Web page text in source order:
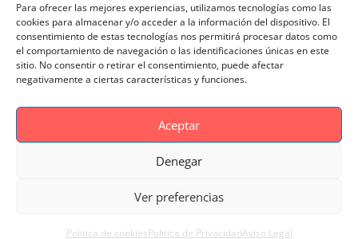
Para ofrecer las mejores experiencias, utilizamos tecnologías como las
cookies para almacenar y/o acceder a la información del dispositivo. El
consentimiento de estas tecnologías nos permitirá procesar datos como
el comportamiento de navegación o las identificaciones únicas en este
sitio. No consentir o retirar el consentimiento, puede afectar
negativamente a ciertas características y funciones.
Aceptar
Denegar
Ver preferencias
Politica de cookiesPolitica de PrivacidadAviso Legal
Politica de Privacidad
Reportaje Magnific